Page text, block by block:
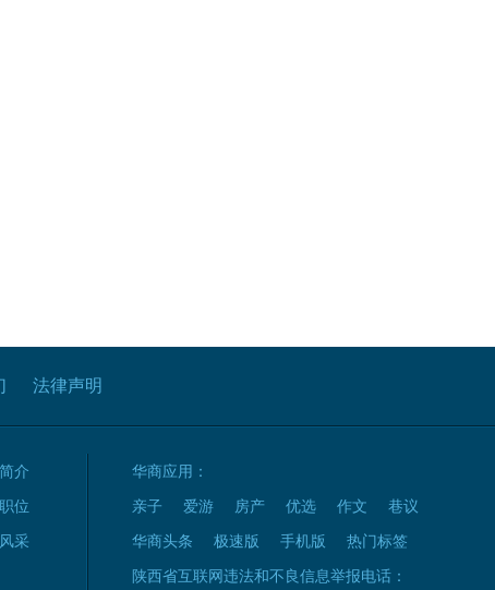
法律声明
介
位
采
华商应用：
亲子
爱游 房产 优选 作文
巷议
华商头条
极速版 手机版
热门标签
陕西省互联网违法和不良信息举报电话：